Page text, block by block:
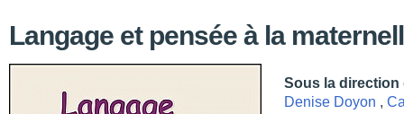
Langage et pensée à la
Sous la direction
Denise Doyon ,